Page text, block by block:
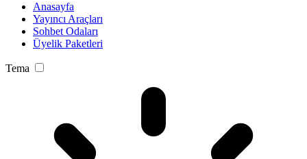
Anasayfa
Yayıncı Araçları
Sohbet Odaları
Üyelik Paketleri
Tema